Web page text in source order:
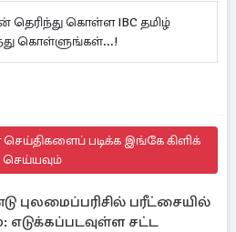
தெரிந்து கொள்ள IBC தமிழ்
கொள்ளுங்கள்...!
படிக்க இங்கே கிளிக்
செய்யவும்
புலமைப்பரிசில் பரீட்சையில்
எடுக்கப்படவுள்ள சட்ட